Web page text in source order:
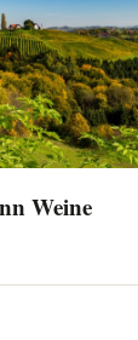
Weine